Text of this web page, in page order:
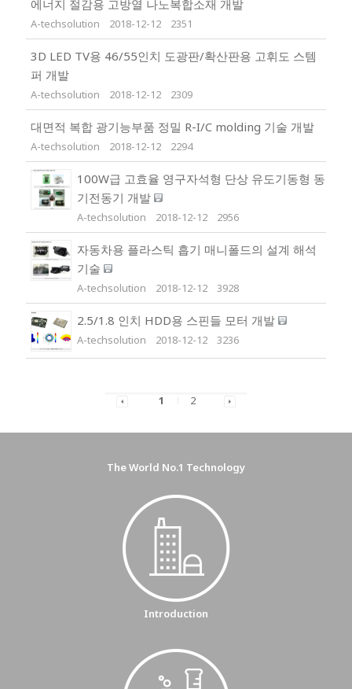
에너지 절감용 고방열 나노복합소재 개발
A-techsolution 2018-12-12 2351
3D LED TV용 46/55인치 도광판/확산판용 고휘도 스템
퍼 개발
A-techsolution 2018-12-12 2309
대면적 복합 광기능부품 정밀 R-I/C molding 기술 개발
A-techsolution 2018-12-12 2294
100W급 고효율 영구자석형 단상 유도기동형 동
기전동기 개발
A-techsolution 2018-12-12 2956
자동차용 플라스틱 흡기 매니폴드의 설계 해석
기술
A-techsolution 2018-12-12 3928
2.5/1.8 인치 HDD용 스핀들 모터 개발
A-techsolution 2018-12-12 3236
1 2
The World No.1 Technology
Introduction